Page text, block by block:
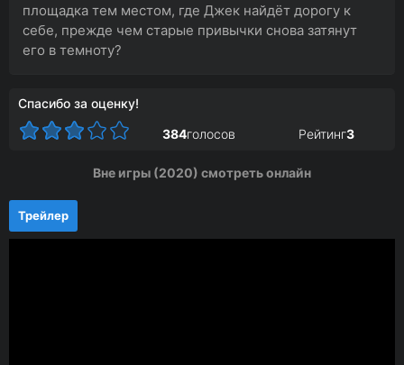
площадка тем местом, где Джек найдёт дорогу к
себе, прежде чем старые привычки снова затянут
его в темноту?
Спасибо за оценку!
384голосов Рейтинг3
Вне игры (2020) смотреть онлайн
Трейлер